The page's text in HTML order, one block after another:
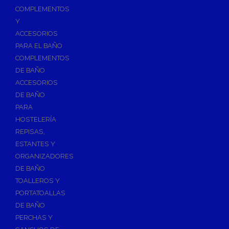
Válvulas para Calefacción
Válv. Mezcladora Termostática
Válvulas Motorizadas
Válvulas de Seguridad
Colectores de Calefacción
Bombas de Calor
Bombas de calor para ACS
Cocinas
Extractores de Cocina
Fregaderos
Grifería de Fregadero
Recambios de fregadero
Contra Incendios
COMPLEMENTOS
Y
ACCESORIOS
PARA EL BAÑO
COMPLEMENTOS
DE BAÑO
ACCESORIOS
DE BAÑO
PARA
HOSTELERÍA
REPISAS,
ESTANTES Y
ORGANIZADORES
DE BAÑO
TOALLEROS Y
PORTATOALLAS
DE BAÑO
PERCHAS Y